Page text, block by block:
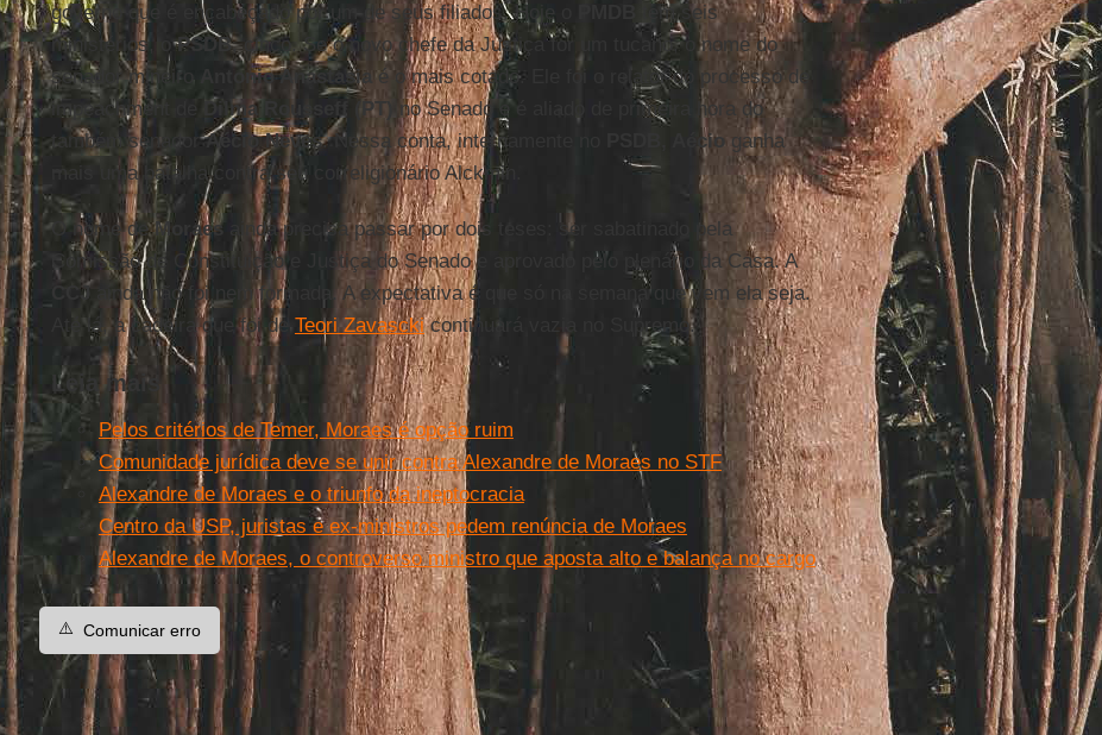
governo que é encabeçado por um de seus filiados. Hoje o
tem seis
ministérios, oPSDB, cinco. Se o novo chefe da Justiça for um tucano, o nome do
senador mineiro
Antonio Anastasia
é o mais cotado. Ele foi o relator do processo de
impeachment de
Dilma Rousseff (PT)
no Senado e é aliado de primeira hora do
também senadorAécio Neves. Nessa conta, internamente no PSDB, Aécioganha
mais uma batalha contra seu correligionário Alckmin.
O nome deMoraesainda precisa passar por dois teses: ser sabatinado pela
Comissão de Constituição e Justiça do Senado e aprovado pelo plenário da Casa. A
CCJainda não foi nem formada. A expectativa é que só na semana que vem ela seja.
Até lá, a cadeira que foi deTeori Zavasckicontinuará vazia no Supremo.
Leia mais
Pelos critérios de Temer, Moraes é opção ruim
Comunidade jurídica deve se unir contra Alexandre de Moraes no STF
Alexandre de Moraes e o triunfo da ineptocracia
Centro da USP, juristas e ex-ministros pedem renúncia de Moraes
Alexandre de Moraes, o controverso ministro que aposta alto e balança no cargo
⚠️ Comunicar erro